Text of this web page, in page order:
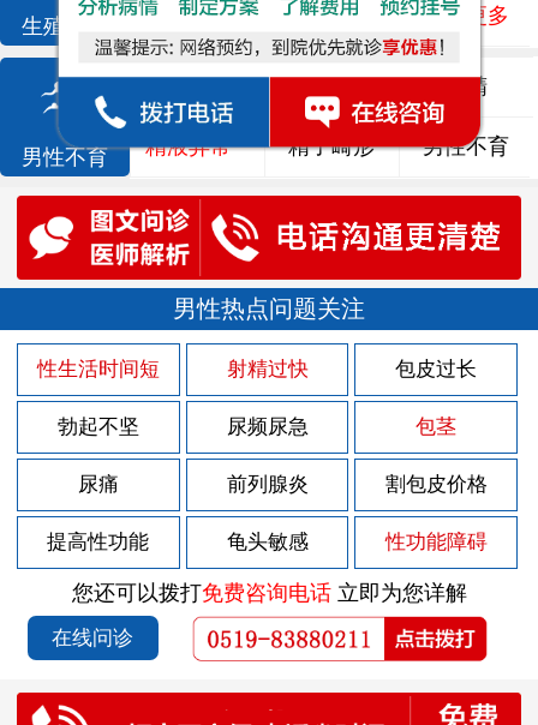
生殖感染 尿相关 泌尿感染 了解更多
男性不育
死精 少精 弱精
精液异常 精子畸形 男性不育
男性热点问题关注
性生活时间短 射精过快 包皮过长
勃起不坚 尿频尿急 包茎
尿痛 前列腺炎 割包皮价格
提高性功能 龟头敏感 性功能障碍
您还可以拨打免费咨询电话立即为您详解
在线问诊